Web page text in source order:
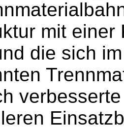
mit
die sich